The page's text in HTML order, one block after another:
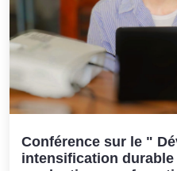
Conférence sur le "
intensification